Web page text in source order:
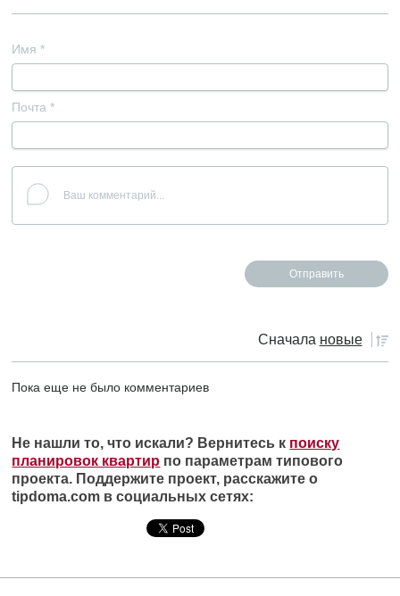
Имя *
Почта *
Сначала новые
Пока еще не было комментариев
Не нашли то, что искали? Вернитесь к поиску
планировок квартир по параметрам типового
проекта. Поддержите проект, расскажите о
tipdoma.com в социальных сетях: